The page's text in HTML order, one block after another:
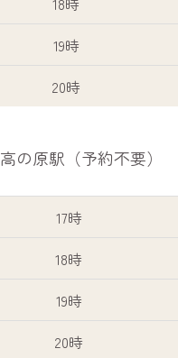
19時
20時
高の原駅（予約不要）
17時
18時
19時
20時